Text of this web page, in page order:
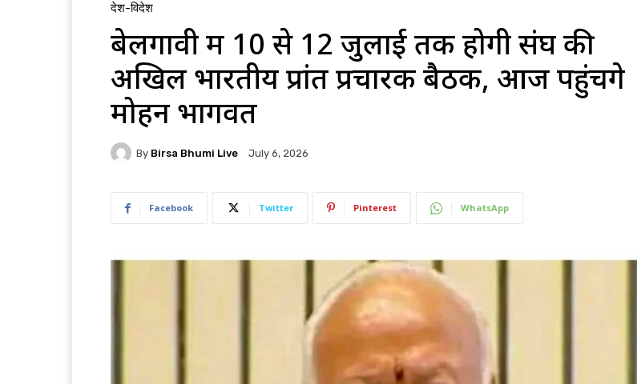
देश-विदेश
बेलगावी में 10 से 12 जुलाई तक होगी संघ की
अखिल भारतीय प्रांत प्रचारक बैठक, आज पहुंचेंगे
मोहन भागवत
By Birsa Bhumi Live July 6, 2026
Facebook Twitter Pinterest WhatsApp